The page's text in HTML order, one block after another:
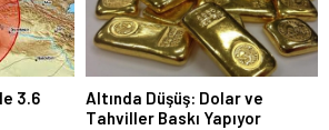
3.6
Altında Düşüş: Dolar ve
Tahviller Baskı Yapıyor